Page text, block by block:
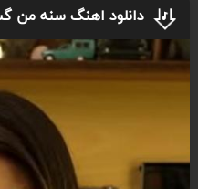
دانلود اهنگ سنه من